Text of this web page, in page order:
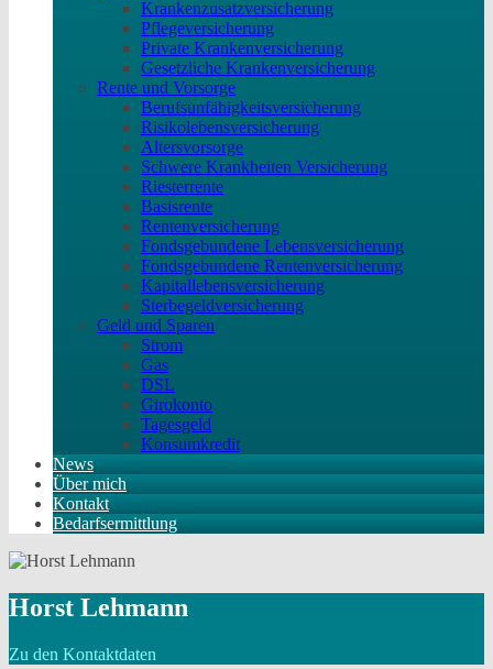
Krankenzusatzversicherung
Pflegeversicherung
Private Krankenversicherung
Gesetzliche Krankenversicherung
Rente und Vorsorge
Berufs­unfähigkeitsversicherung
Risikolebensversicherung
Altersvorsorge
Schwere Krankheiten Versicherung
Riesterrente
Basisrente
Rentenversicherung
Fondsgebundene Lebensversicherung
Fondsgebundene Rentenversicherung
Kapitallebensversicherung
Sterbegeldversicherung
Geld und Sparen
Strom
Gas
DSL
Girokonto
Tagesgeld
Konsumkredit
News
Über mich
Kontakt
Bedarfsermittlung
Horst Lehmann
Zu den Kontaktdaten